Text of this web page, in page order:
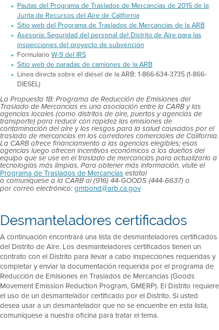
Pautas del Programa de Traslados de Mercancías de 2015 de la
Junta de Recursos del Aire de California
Sitio web del Programa de Traslados de Mercancías de la ARB
Asesoría: Seguridad del personal del Distrito de Aire para las
inspecciones del proyecto de subvención
FormularioW-9 del IRS
Sitio web de paradas de camiones de la ARB
Línea directa sobre el diésel de la ARB: 1-866-634-3735 (1-866-
DIESEL)
La Propuesta 1B: Programa de Reducción de Emisiones del
Traslado de Mercancías es una asociación entre la CARB y las
agencias locales (como distritos de aire, puertos y agencias de
transporte) para reducir con rapidez las emisiones de
contaminación del aire y los riesgos para la salud causados por el
traslado de mercancías en los corredores comerciales de California.
La CARB ofrece financiamiento a las agencias elegibles; esas
agencias luego ofrecen incentivos económicos a los dueños del
equipo que se use en el traslado de mercancías para actualizarlo a
tecnologías más limpias. Para obtener más información, visite el
Programa de Traslados de Mercancías estatal
o comuníquese a la CARB al (916) 44-GOODS (444-6637) o
por correo electrónico: gmbond@arb.ca.gov
Desmanteladores certificados
A continuación encontrará una lista de desmanteladores certificados
del Distrito de Aire. Los desmanteladores certificados tienen un
contrato con el Distrito para llevar a cabo inspecciones requeridas y
completar y enviar la documentación requerida por el programa de
Reducción de Emisiones en Traslados de Mercancías (Goods
Movement Emission Reduction Program, GMERP). El Distrito requiere
el uso de un desmantelador certificado por el Distrito. Si usted
desea usar a un desmantelador que no se encuentre en esta lista,
comuníquese a nuestra oficina para tratar el tema.